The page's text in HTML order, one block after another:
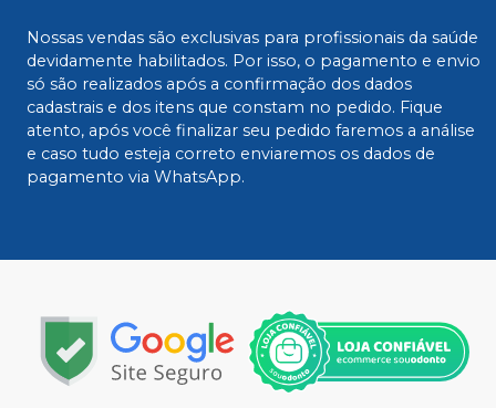
Nossas vendas são exclusivas para profissionais da saúde
devidamente habilitados. Por isso, o pagamento e envio
só são realizados após a confirmação dos dados
cadastrais e dos itens que constam no pedido. Fique
atento, após você finalizar seu pedido faremos a análise
e caso tudo esteja correto enviaremos os dados de
pagamento via WhatsApp.